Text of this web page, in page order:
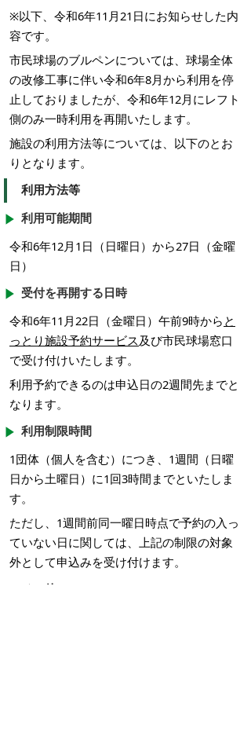
※以下、令和6年11月21日にお知らせした内
容です。
市民球場のブルペンについては、球場全体
の改修工事に伴い令和6年8月から利用を停
止しておりましたが、令和6年12月にレフト
側のみ一時利用を再開いたします。
施設の利用方法等については、以下のとお
りとなります。
利用方法等
利用可能期間
令和6年12月1日（日曜日）から27日（金曜
日）
受付を再開する日時
令和6年11月22日（金曜日）午前9時から と
っとり施設予約サービス及び市民球場窓口
で受け付けいたします。
利用予約できるのは申込日の2週間先までと
なります。
利用制限時間
1団体（個人を含む）につき、1週間（日曜
日から土曜日）に1回3時間までといたしま
す。
ただし、1週間前同一曜日時点で予約の入っ
ていない日に関しては、上記の制限の対象
外として申込みを受け付けます。
その他